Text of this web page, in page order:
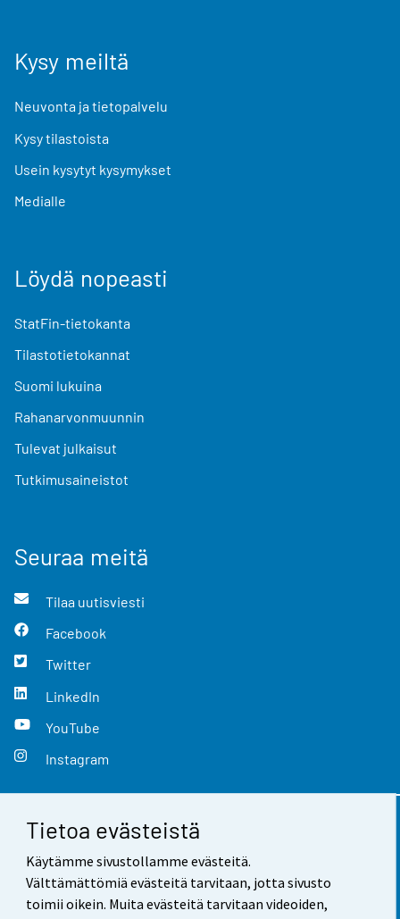
Tietoa evästeistä
Käytämme sivustollamme evästeitä.
Välttämättömiä evästeitä tarvitaan, jotta sivusto
toimii oikein. Muita evästeitä tarvitaan videoiden,
Kysy meiltä
Neuvonta ja tietopalvelu
Kysy tilastoista
Usein kysytyt kysymykset
Medialle
Löydä nopeasti
StatFin-tietokanta
Tilastotietokannat
Suomi lukuina
Rahanarvonmuunnin
Tulevat julkaisut
Tutkimusaineistot
Seuraa meitä
Tilaa uutisviesti
Facebook
Twitter
LinkedIn
YouTube
Instagram
Yhteystiedot
Palaute
Käyttöehdot